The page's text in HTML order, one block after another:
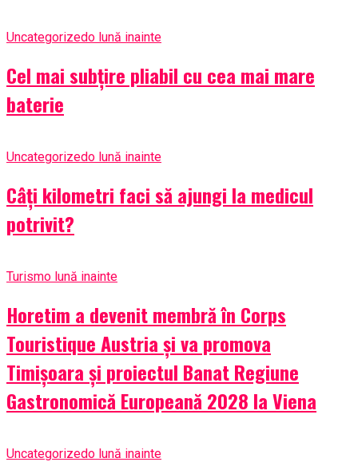
Uncategorizedo lună inainte
Cel mai subțire pliabil cu cea mai mare
baterie
Uncategorizedo lună inainte
Câți kilometri faci să ajungi la medicul
potrivit?
Turismo lună inainte
Horetim a devenit membră în Corps
Touristique Austria și va promova
Timișoara și proiectul Banat Regiune
Gastronomică Europeană 2028 la Viena
Uncategorizedo lună inainte